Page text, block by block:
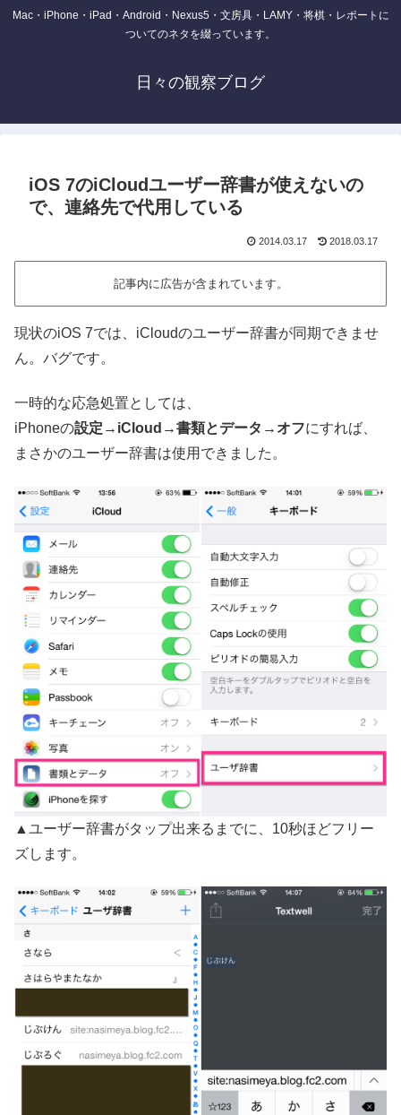
Mac・iPhone・iPad・Android・Nexus5・文房具・LAMY・将棋・レポートに
ついてのネタを綴っています。
日々の観察ブログ
iOS 7のiCloudユーザー辞書が使えないの
で、連絡先で代用している
2014.03.17 2018.03.17
記事内に広告が含まれています。
現状のiOS 7では、iCloudのユーザー辞書が同期できませ
ん。バグです。
一時的な応急処置としては、
iPhoneの設定→iCloud→書類とデータ→オフにすれば、
まさかのユーザー辞書は使用できました。
▲ユーザー辞書がタップ出来るまでに、10秒ほどフリー
ズします。